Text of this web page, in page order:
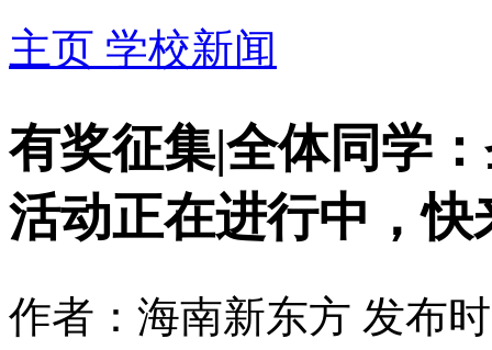
主页 学校新闻
有奖征集|全体同学
活动正在进行中，快
作者：海南新东方 发布